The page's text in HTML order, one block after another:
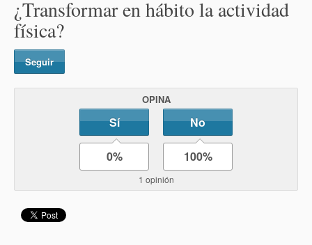
¿Transformar en hábito la actividad
física?
Seguir
OPINA
Sí No
0% 100%
1 opinión